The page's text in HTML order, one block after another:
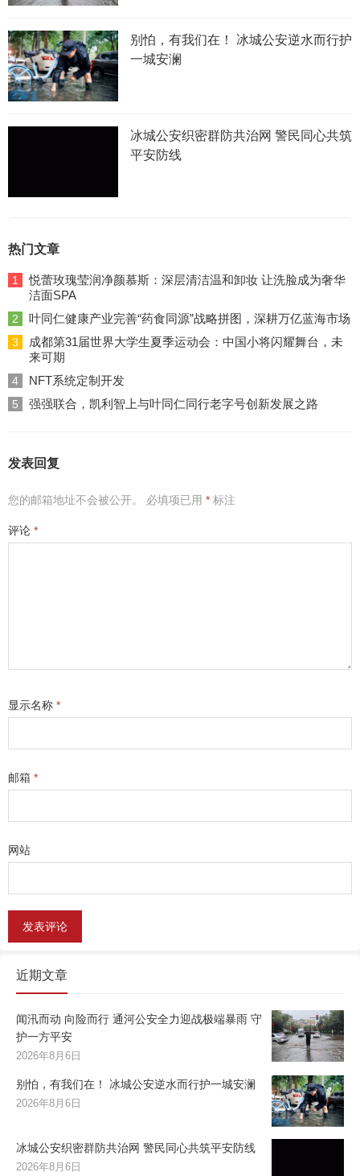
别怕，有我们在！ 冰城公安逆水而行护
一城安澜
冰城公安织密群防共治网 警民同心共筑
平安防线
热门文章
1
悦蕾玫瑰莹润净颜慕斯：深层清洁温和卸妆 让洗脸成为奢华
洁面SPA
2 叶同仁健康产业完善“药食同源”战略拼图，深耕万亿蓝海市场
3
成都第31届世界大学生夏季运动会：中国小将闪耀舞台，未
来可期
4 NFT系统定制开发
5 强强联合，凯利智上与叶同仁同行老字号创新发展之路
发表回复
您的邮箱地址不会被公开。 必填项已用 * 标注
评论 *
显示名称 *
邮箱 *
网站
近期文章
闻汛而动 向险而行 通河公安全力迎战极端暴雨 守
护一方平安
2026年8月6日
别怕，有我们在！ 冰城公安逆水而行护一城安澜
2026年8月6日
冰城公安织密群防共治网 警民同心共筑平安防线
2026年8月6日